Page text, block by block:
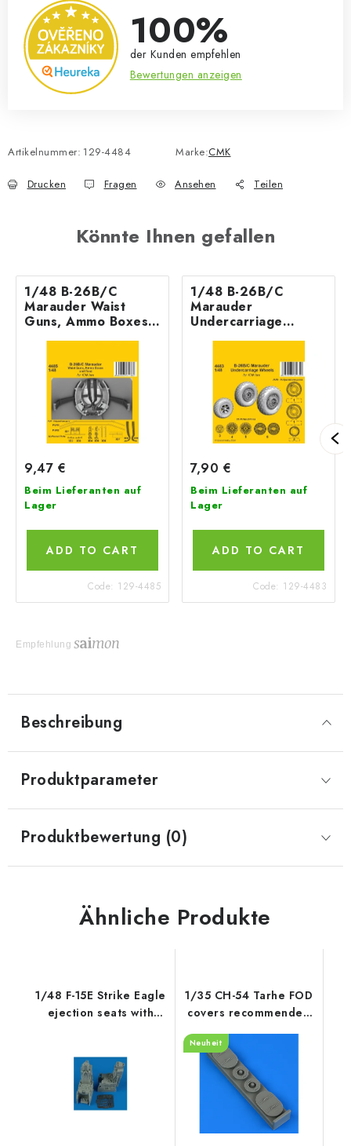
100%
der Kunden empfehlen
Bewertungen anzeigen
Artikelnummer: 129-4484 Marke:CMK
Drucken Fragen Ansehen Teilen
Könnte Ihnen gefallen
1/48 B-26B/C
Marauder Waist
Guns, Ammo Boxes
and Feed / for ICM
9,47 €
Beim Lieferanten auf
Lager
ADD TO CART
Code: 129-4485
1/48 B-26B/C
Marauder
Undercarriage
Wheels / for ICM kit
7,90 €
Beim Lieferanten auf
Lager
ADD TO CART
Code: 129-4483
Empfehlung
Beschreibung
Produktparameter
Produktbewertung (0)
Ähnliche Produkte
1/48 F-15E Strike Eagle
ejection seats with
1/35 CH-54 Tarhe FOD
covers recommended
for ICM
Neuheit